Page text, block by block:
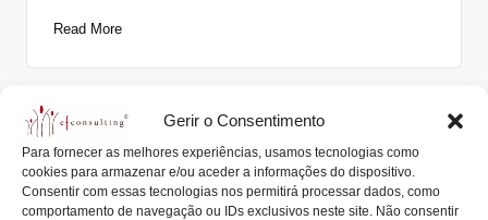
Gerir o Consentimento
Para fornecer as melhores experiências, usamos tecnologias como
cookies para armazenar e/ou aceder a informações do dispositivo.
Consentir com essas tecnologias nos permitirá processar dados, como
comportamento de navegação ou IDs exclusivos neste site. Não consentir
Read More
Posted
in
Bitcoin
Bitcoin – problema de escalabilidade
volta a assustar o mercado